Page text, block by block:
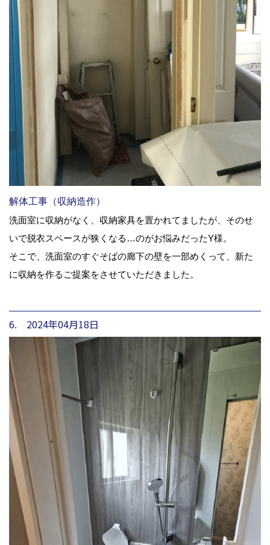
解体工事（収納造作）
洗面室に収納がなく、収納家具を置かれてましたが、そのせ
いで脱衣スペースが狭くなる…のがお悩みだったY様。
そこで、洗面室のすぐそばの廊下の壁を一部めくって、新た
に収納を作るご提案をさせていただきました。
6. 2024年04月18日